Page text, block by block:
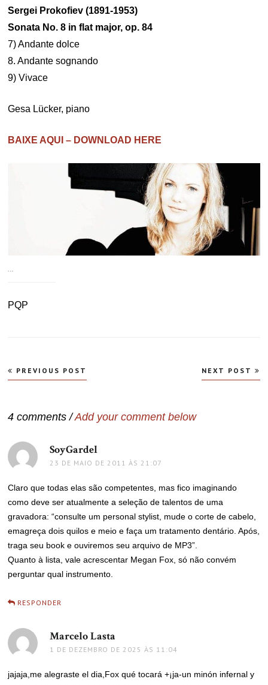
Sergei Prokofiev (1891-1953)
Sonata No. 8 in flat major, op. 84
7) Andante dolce
8. Andante sognando
9) Vivace
Gesa Lücker, piano
BAIXE AQUI – DOWNLOAD HERE
…
PQP
Navegação
de
PREVIOUS POST NEXT POST
4 comments /Add your comment below
SoyGardel
23 DE MAIO DE 2011 ÀS 21:07
Claro que todas elas são competentes, mas fico imaginando
como deve ser atualmente a seleção de talentos de uma
gravadora: “consulte um personal stylist, mude o corte de cabelo,
emagreça dois quilos e meio e faça um tratamento dentário. Após,
traga seu book e ouviremos seu arquivo de MP3”.
Quanto à lista, vale acrescentar Megan Fox, só não convém
perguntar qual instrumento.
RESPONDER
Marcelo Lasta
1 DE DEZEMBRO DE 2025 ÀS 11:04
jajaja,me alegraste el dia,Fox qué tocará +¡ja-un minón infernal y